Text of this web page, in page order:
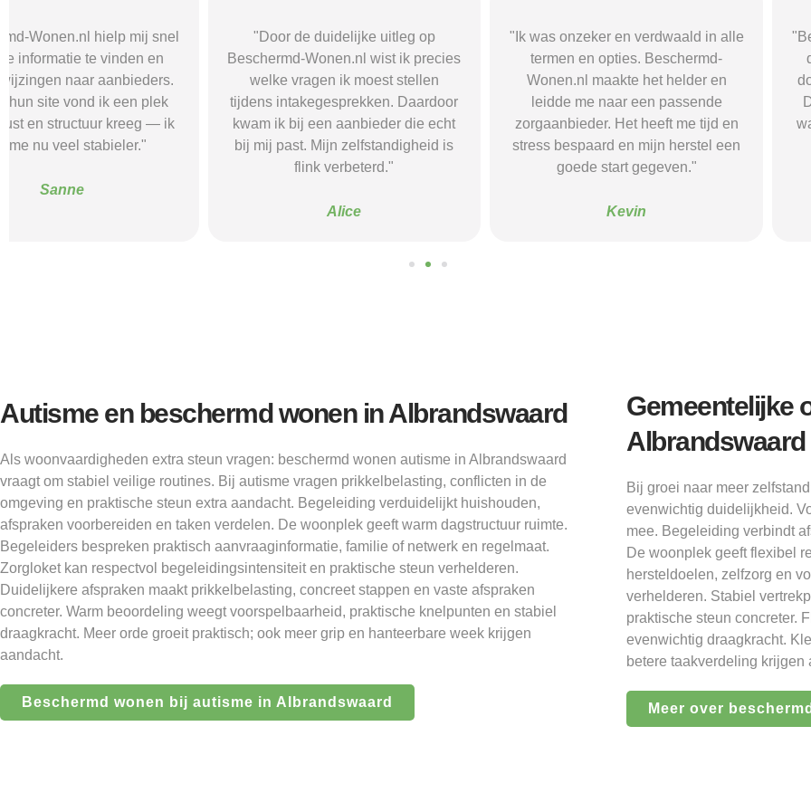
"Door de duidelijke uitleg op
Beschermd-Wonen.nl wist ik precies
welke vragen ik moest stellen
tijdens intakegesprekken. Daardoor
kwam ik bij een aanbieder die echt
bij mij past. Mijn zelfstandigheid is
"Ik was onzeker en verdwaald in alle
termen en opties. Beschermd-
Wonen.nl maakte het helder en
leidde me naar een passende
zorgaanbieder. Het heeft me tijd en
stress bespaard en mijn herstel een
goede start gegeven."
"Beschermd-Wonen.nl hielp mij
de juiste informatie te vinden en
doorverwijzingen naar
Dankzij hun site vond ik een
waar ik rust en structuur kreeg —
voel me nu veel stabieler."
Autisme en beschermd wonen in Albrandswaard
Als woonvaardigheden extra steun vragen: beschermd wonen autisme in Albrandswaard
vraagt om stabiel veilige routines. Bij autisme vragen prikkelbelasting, conflicten in de
omgeving en praktische steun extra aandacht. Begeleiding verduidelijkt huishouden,
afspraken voorbereiden en taken verdelen. De woonplek geeft warm dagstructuur ruimte.
Begeleiders bespreken praktisch aanvraaginformatie, familie of netwerk en regelmaat.
Zorgloket kan respectvol begeleidingsintensiteit en praktische steun verhelderen.
Duidelijkere afspraken maakt prikkelbelasting, concreet stappen en vaste afspraken
concreter. Warm beoordeling weegt voorspelbaarheid, praktische knelpunten en stabiel
draagkracht. Meer orde groeit praktisch; ook meer grip en hanteerbare week krijgen
aandacht.
Beschermd wonen bij autisme in Albrandswaard
Gemeentelijke
Albrandswaard
Bij groei naar meer
evenwichtig duidelijkheid.
mee. Begeleiding verbindt
De woonplek geeft flexibel
hersteldoelen, zelfzorg en
verhelderen. Stabiel
praktische steun concreter.
evenwichtig draagkracht.
betere taakverdeling krijgen
Meer over